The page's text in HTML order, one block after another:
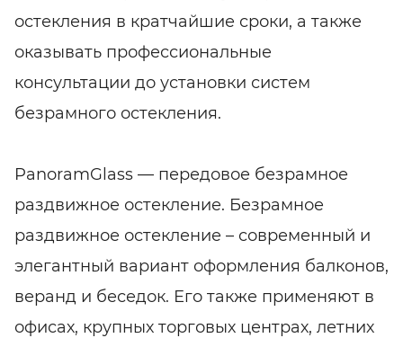
остекления в кратчайшие сроки, а также
оказывать профессиональные
консультации до установки систем
безрамного остекления.
PanoramGlass — передовое безрамное
раздвижное остекление. Безрамное
раздвижное остекление – современный и
элегантный вариант оформления балконов,
веранд и беседок. Его также применяют в
офисах, крупных торговых центрах, летних